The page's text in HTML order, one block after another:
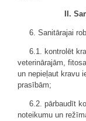
II.
6. Sanitārajai
6.1. kontrolēt
veterinārajām,
un nepieļaut kravu
prasībām;
6.2. pārbaudīt
noteikumu un